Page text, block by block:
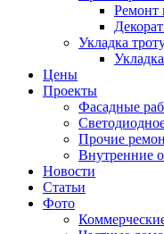
Ремонт
Укладка
Цены
Проекты
Фасадные
Прочие
Внутренние
Новости
Статьи
Фото